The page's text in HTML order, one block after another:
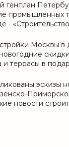
генплан
промышленных
-
Москвы в
и террасы в
эскизы
новости